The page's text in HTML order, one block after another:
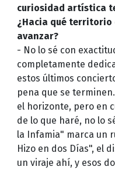
curiosidad artística
¿Hacia qué
avanzar?
- No lo sé con
completamente
estos últimos
pena que se
el horizonte, pero en
de lo que haré, no lo
la Infamia" marca un
Hizo en dos Días", el
un viraje ahí, y esos